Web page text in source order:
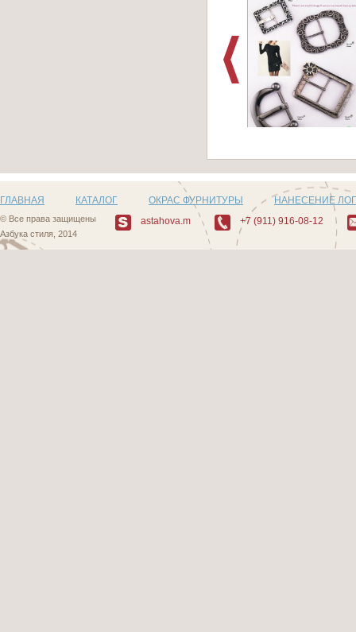
Артикул:
Пряжки_Series_103
ГЛАВНАЯ КАТАЛОГ ОКРАС ФУРНИТУРЫ НАНЕСЕНИЕ
© Все права защищены
Азбука стиля, 2014
astahova.m +7 (911) 916-08-12